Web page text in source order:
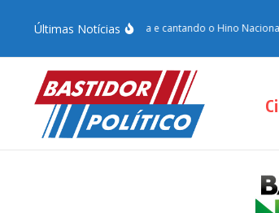
Últimas Notícias
o dia cortando grama e cantando o Hino Nacional”